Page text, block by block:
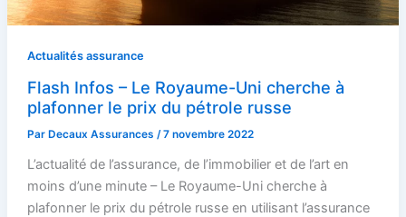
Actualités assurance
Flash Infos – Le Royaume-Uni cherche à
plafonner le prix du pétrole russe
Par Decaux Assurances /7 novembre 2022
L’actualité de l’assurance, de l’immobilier et de l’art en
moins d’une minute – Le Royaume-Uni cherche à
plafonner le prix du pétrole russe en utilisant l’assurance